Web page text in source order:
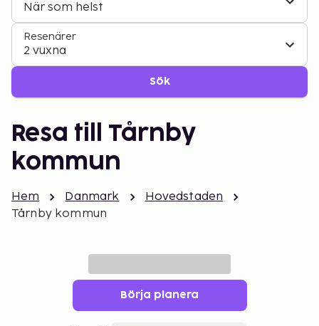
När som helst
Resenärer
2 vuxna
Sök
Resa till Tårnby
kommun
Hem Danmark
Hovedstaden
Tårnby kommun
Börja planera